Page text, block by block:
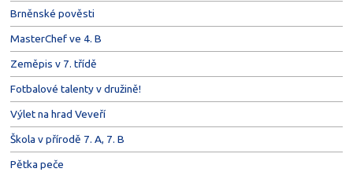
Brněnské pověsti
MasterChef ve 4. B
Zeměpis v 7. třídě
Fotbalové talenty v družině!
Výlet na hrad Veveří
Škola v přírodě 7. A, 7. B
Pětka peče